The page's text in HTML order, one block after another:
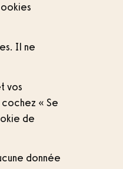
Il ne
vos
cochez « Se
de
donnée